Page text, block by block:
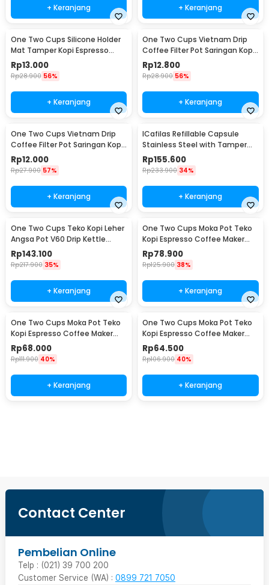
+ Keranjang + Keranjang
One Two Cups Silicone Holder
Mat Tamper Kopi Espresso
Barista - 0310
Rp13.000
Rp28.900 56%
+ Keranjang
One Two Cups Vietnam Drip
Coffee Filter Pot Saringan Kopi
124ml 7Q - LC1
Rp12.800
Rp28.900 56%
+ Keranjang
One Two Cups Vietnam Drip
Coffee Filter Pot Saringan Kopi
114ml 6Q - LC1
Rp12.000
Rp27.900 57%
+ Keranjang
ICafilas Refillable Capsule
Stainless Steel with Tamper
for Nespresso - F456
Rp155.600
Rp233.900 34%
+ Keranjang
One Two Cups Teko Kopi Leher
Angsa Pot V60 Drip Kettle
960ml - RF-15
Rp143.100
Rp217.900 35%
+ Keranjang
One Two Cups Moka Pot Teko
Kopi Espresso Coffee Maker
Stovetop 6 Cup 300ml - Z21
Rp78.900
Rp125.900 38%
+ Keranjang
One Two Cups Moka Pot Teko
Kopi Espresso Coffee Maker
Stovetop 4 Cup 200ml - Z21
Rp68.000
Rp111.900 40%
+ Keranjang
One Two Cups Moka Pot Teko
Kopi Espresso Coffee Maker
Stovetop 2 Cup 100ml - Z21
Rp64.500
Rp106.900 40%
+ Keranjang
Contact Center
Pembelian Online
Telp : (021) 39 700 200
Customer Service (WA) : 0899 721 7050